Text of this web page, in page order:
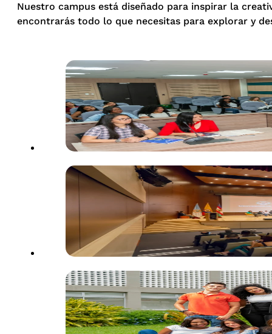
Nuestro campus está diseñado para inspirar la
encontrarás todo lo que necesitas para explorar y